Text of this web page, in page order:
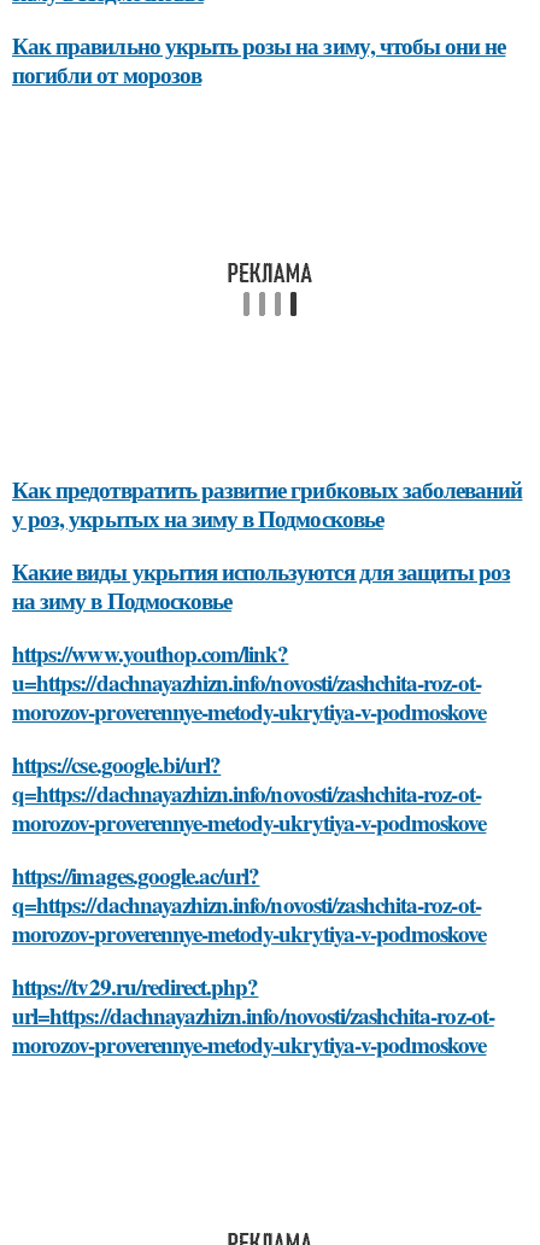
Как правильно укрыть розы на зиму, чтобы они не
погибли от морозов
Как предотвратить развитие грибковых заболеваний
у роз, укрытых на зиму в Подмосковье
Какие виды укрытия используются для защиты роз
на зиму в Подмосковье
https://www.youthop.com/link?
u=https://dachnayazhizn.info/novosti/zashchita-roz-ot-
morozov-proverennye-metody-ukrytiya-v-podmoskove
https://cse.google.bi/url?
q=https://dachnayazhizn.info/novosti/zashchita-roz-ot-
morozov-proverennye-metody-ukrytiya-v-podmoskove
https://images.google.ac/url?
q=https://dachnayazhizn.info/novosti/zashchita-roz-ot-
morozov-proverennye-metody-ukrytiya-v-podmoskove
https://tv29.ru/redirect.php?
url=https://dachnayazhizn.info/novosti/zashchita-roz-ot-
morozov-proverennye-metody-ukrytiya-v-podmoskove